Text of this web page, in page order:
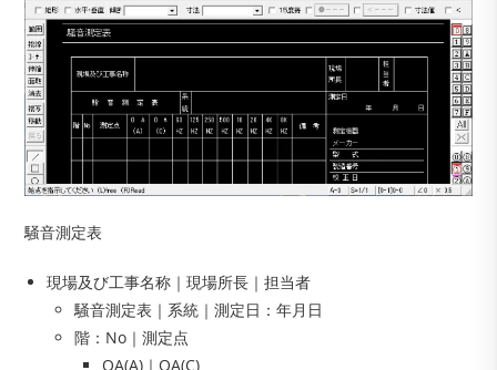
騒音測定表
現場及び工事名称｜現場所長｜担当者
騒音測定表｜系統｜測定日：年月日
階：No｜測定点
OA(A)｜OA(C)